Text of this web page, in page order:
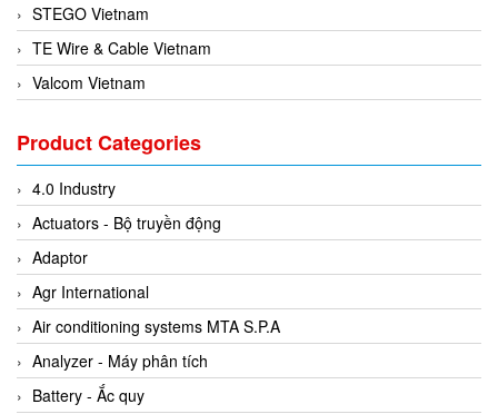
STEGO Vietnam
TE Wire & Cable Vietnam
Valcom Vietnam
3CTEST Vietnam
4B VietNam Vietnam
ABB Vietnam
AC Infinity Vietnam
AC&E Telecommunications
AC&T Vietnam
Accepta Vietnam
ACCUMAC Vietnam
Product Categories
4.0 Industry
Actuators - Bộ truyền động
Adaptor
Agr International
Air conditioning systems MTA S.P.A
Analyzer - Máy phân tích
Battery - Ắc quy